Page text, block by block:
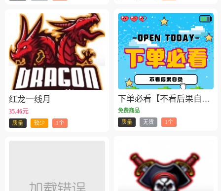
红龙一线月
35.46元
质量 较少 1个
下单必看【不看后果自负】
免费商品
质量
无货 1个